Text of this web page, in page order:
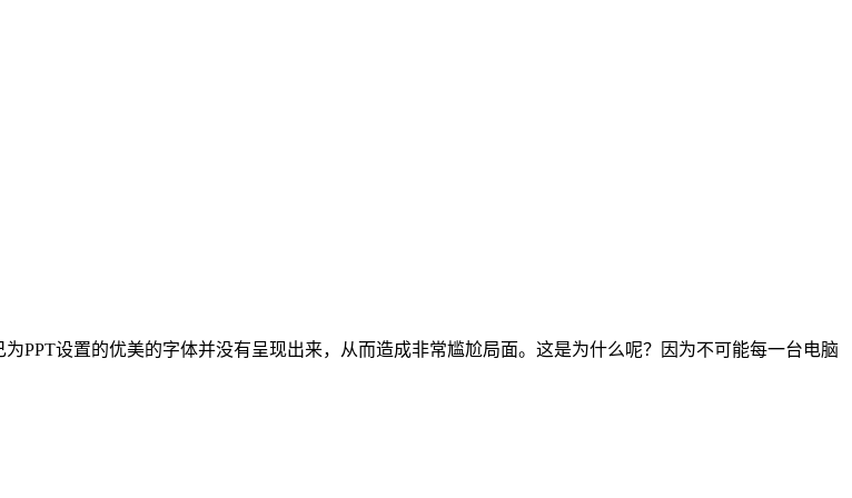
PPT设置的优美的字体并没有呈现出来，从而造成非常尴尬局面。这是为什么呢？因为不可能每一台电脑